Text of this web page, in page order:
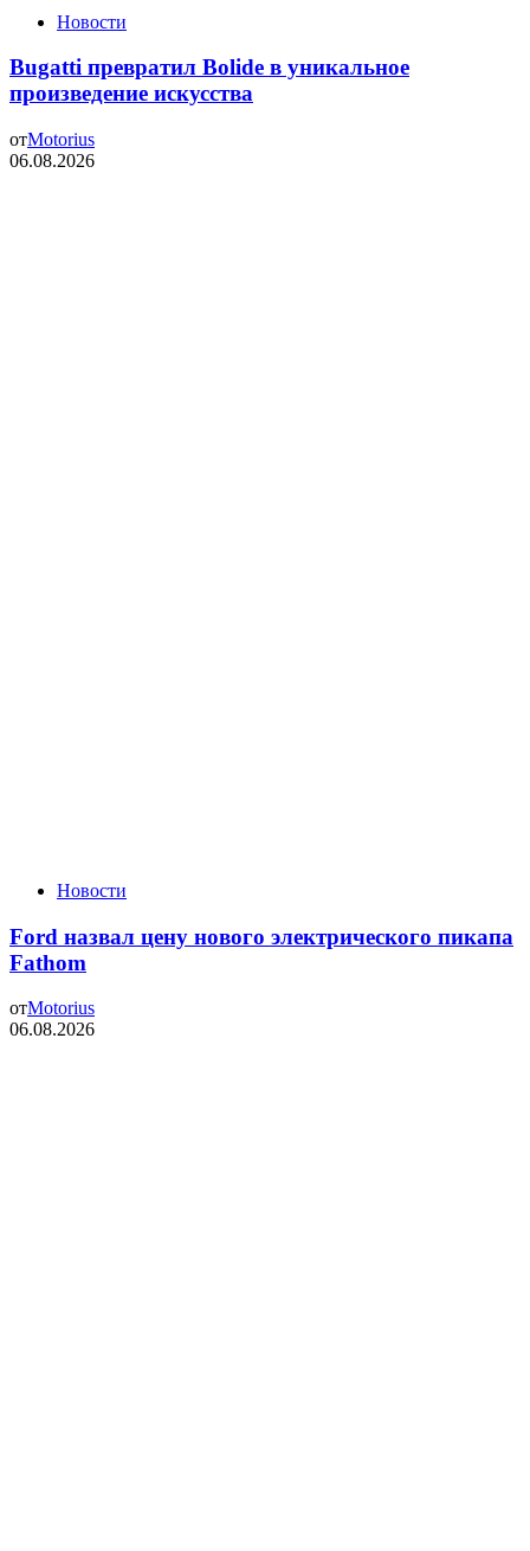
Новости
Bugatti превратил Bolide в уникальное
произведение искусства
отMotorius
06.08.2026
Новости
Ford назвал цену нового электрического пикапа
Fathom
отMotorius
06.08.2026